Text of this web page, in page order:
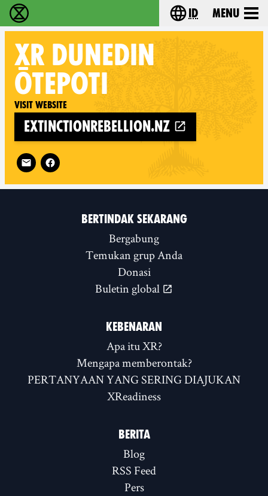
Extinction Rebellion (XR–Pemberontakan
Choose your
id Menu
XR DUNEDIN
ŌTEPOTI
Visit website
extinctionrebellion.nz
Follow XR Dunedin Ōtepoti on
BERTINDAK SEKARANG
Bergabung
Temukan grup Anda
Donasi
Buletin global
KEBENARAN
Apa itu XR?
Mengapa memberontak?
PERTANYAAN YANG SERING DIAJUKAN
XReadiness
BERITA
Blog
RSS Feed
Pers